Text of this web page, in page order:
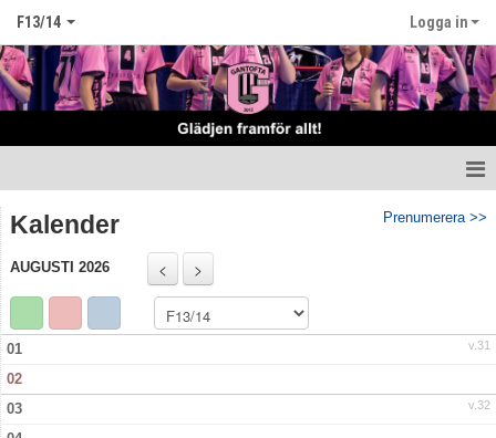
F13/14 Logga in
Truppen
Matcher
Tabell Flickor E norra höst
Prenumerera >>
Kalender
AUGUSTI 2026
v.31
01
02
v.32
03